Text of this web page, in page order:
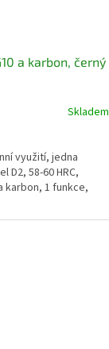
a karbon, černý
Skladem
využití, jedna
D2, 58-60 HRC,
karbon, 1 funkce,